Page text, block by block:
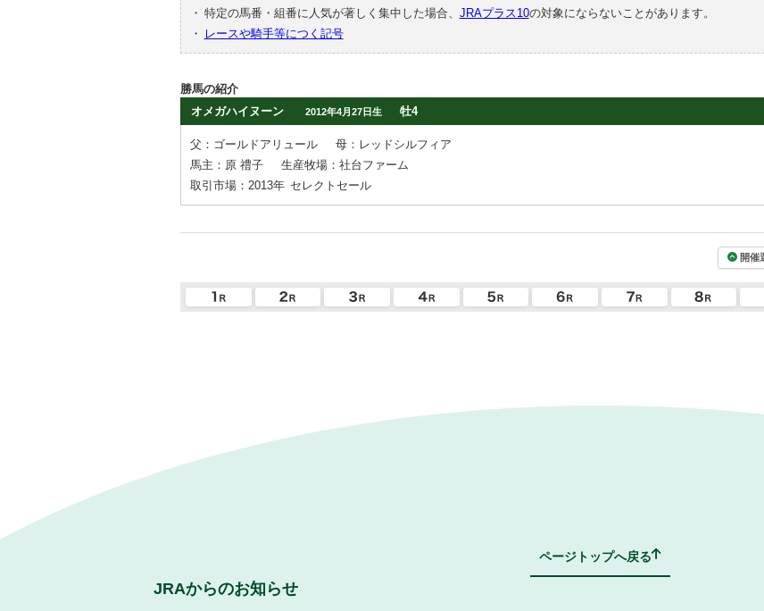
・ 特定の馬番・組番に人気が著しく集中した場合、 JRAプラス10の対象にならないことがあります。
・
レースや騎手等につく記号
勝馬の紹介
オメガハイヌーン
2012年4月27日生 牡4
父：ゴールドアリュール
母：レッドシルフィア
馬主：原 禮子
生産牧場：社台ファーム
取引市場：2013年 セレクトセール
開催
ページトップへ戻る
JRAからのお知らせ